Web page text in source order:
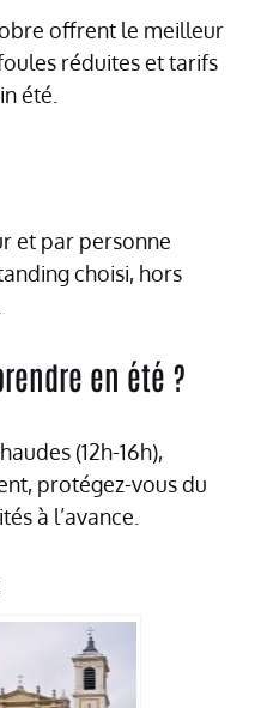
offrent le meilleur
réduites et tarifs
été.
et par personne
choisi, hors
en été ?
(12h-16h),
protégez-vous du
à l’avance.